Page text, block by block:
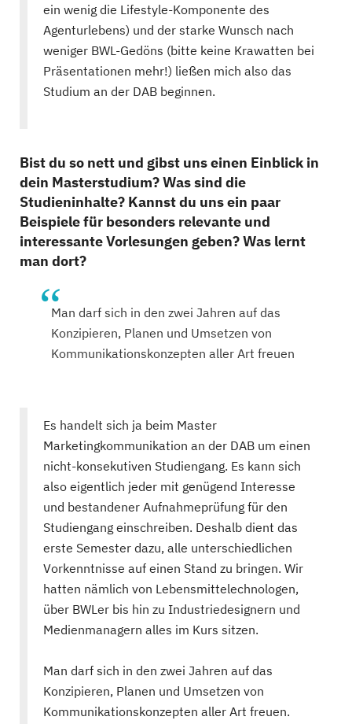
ein wenig die Lifestyle-Komponente des
Agenturlebens) und der starke Wunsch nach
weniger BWL-Gedöns (bitte keine Krawatten bei
Präsentationen mehr!) ließen mich also das
Studium an der DAB beginnen.
Bist du so nett und gibst uns einen Einblick in
dein Masterstudium? Was sind die
Studieninhalte? Kannst du uns ein paar
Beispiele für besonders relevante und
interessante Vorlesungen geben? Was lernt
man dort?
Man darf sich in den zwei Jahren auf das
Konzipieren, Planen und Umsetzen von
Kommunikationskonzepten aller Art freuen
Es handelt sich ja beim Master
Marketingkommunikation an der DAB um einen
nicht-konsekutiven Studiengang. Es kann sich
also eigentlich jeder mit genügend Interesse
und bestandener Aufnahmeprüfung für den
Studiengang einschreiben. Deshalb dient das
erste Semester dazu, alle unterschiedlichen
Vorkenntnisse auf einen Stand zu bringen. Wir
hatten nämlich von Lebensmittelechnologen,
über BWLer bis hin zu Industriedesignern und
Medienmanagern alles im Kurs sitzen.
Man darf sich in den zwei Jahren auf das
Konzipieren, Planen und Umsetzen von
Kommunikationskonzepten aller Art freuen.